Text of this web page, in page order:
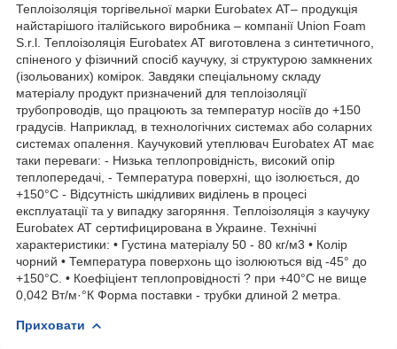
Теплоізоляція торгівельної марки Eurobatex АТ– продукція
найстарішого італійського виробника – компанії Union Foam
S.r.l. Теплоізоляція Eurobatex АТ виготовлена з синтетичного,
спіненого у фізичний спосіб каучуку, зі структурою замкнених
(ізольованих) комірок. Завдяки спеціальному складу
матеріалу продукт призначений для теплоізоляції
трубопроводів, що працюють за температур носіїв до +150
градусів. Наприклад, в технологічних системах або соларних
системах опалення. Каучуковий утеплювач Eurobatex АТ має
таки переваги: - Низька теплопровідність, високий опір
теплопередачі, - Температура поверхні, що ізолюється, до
+150°С - Відсутність шкідливих виділень в процесі
експлуатації та у випадку загоряння. Теплоізоляція з каучуку
Eurobatex АТ сертифицирована в Украине. Технічні
характеристики: • Густина матеріалу 50 - 80 кг/м3 • Колір
чорний • Температура поверхонь що ізолюються від -45° до
+150°С. • Коефіціент теплопровідності ? при +40°С не вище
0,042 Вт/м·°К Форма поставки - трубки длиной 2 метра.
Приховати